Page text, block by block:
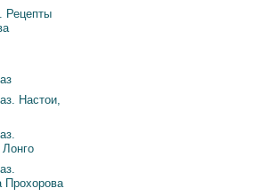
Рецепты
Настои,
Прохорова